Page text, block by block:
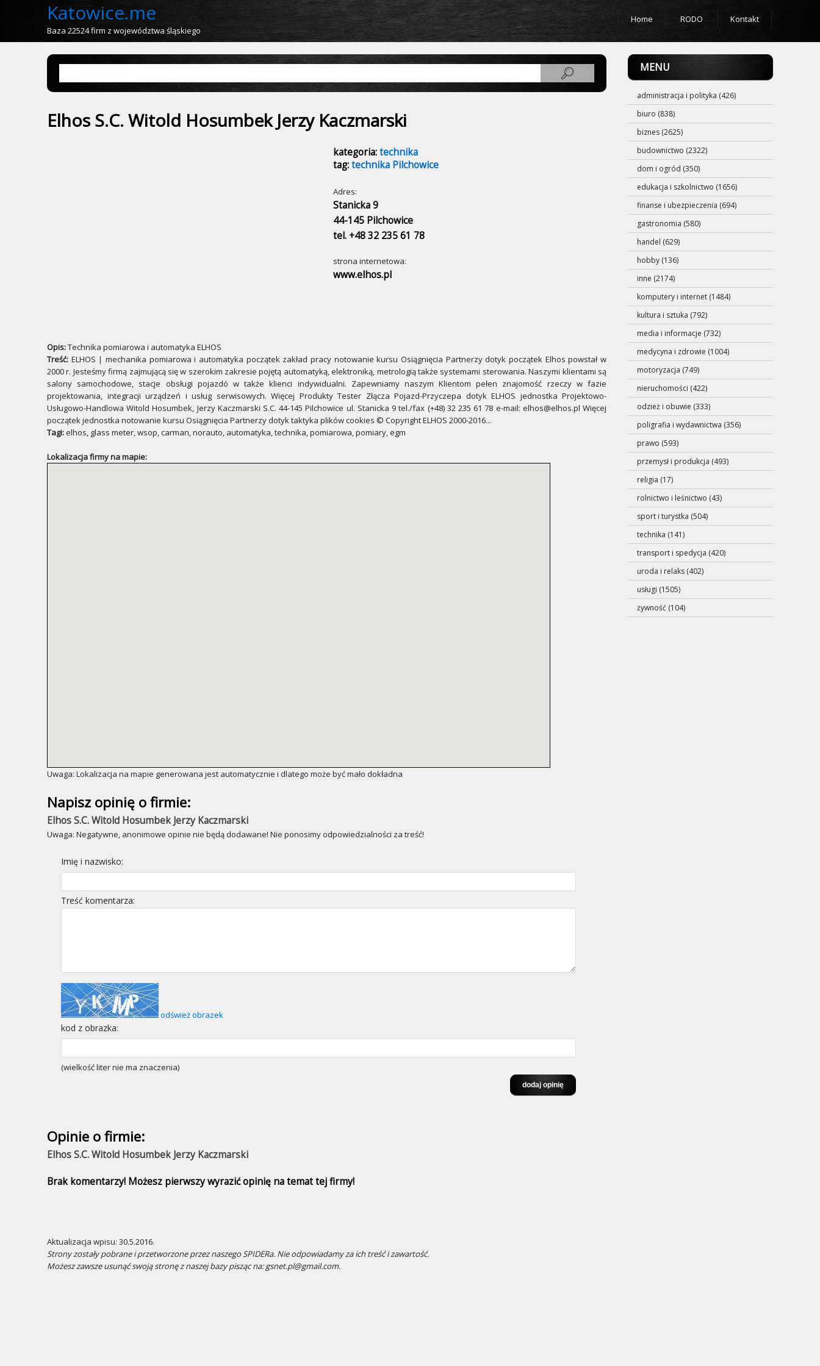
Katowice.me
Baza 22524 firm z województwa śląskiego
Home RODO Kontakt
Elhos S.C. Witold Hosumbek Jerzy Kaczmarski
kategoria:technika
tag:technika Pilchowice
Adres:
Stanicka 9
44-145 Pilchowice
tel. +48 32 235 61 78
strona internetowa:
www.elhos.pl
Opis:Technika pomiarowa i automatyka ELHOS
Treść: ELHOS | mechanika pomiarowa i automatyka początek zakład pracy notowanie kursu Osiągnięcia Partnerzy dotyk początek Elhos powstał w
2000 r. Jesteśmy firmą zajmującą się w szerokim zakresie pojętą automatyką, elektroniką, metrologią także systemami sterowania. Naszymi klientami są
salony samochodowe, stacje obsługi pojazdó w także klienci indywidualni. Zapewniamy naszym Klientom pełen znajomość rzeczy w fazie
projektowania, integracji urządzeń i usług serwisowych. Więcej Produkty Tester Złącza Pojazd-Przyczepa dotyk ELHOS jednostka Projektowo-
Usługowo-Handlowa Witold Hosumbek, Jerzy Kaczmarski S.C. 44-145 Pilchowice ul. Stanicka 9 tel./fax (+48) 32 235 61 78 e-mail: elhos@elhos.pl Więcej
początek jednostka notowanie kursu Osiągnięcia Partnerzy dotyk taktyka plików cookies © Copyright ELHOS 2000-2016...
Tagi:elhos, glass meter, wsop, carman, norauto, automatyka, technika, pomiarowa, pomiary, egm
Lokalizacja firmy na mapie:
Uwaga: Lokalizacja na mapie generowana jest automatycznie i dlatego może być mało dokładna
Napisz opinię o firmie:
Elhos S.C. Witold Hosumbek Jerzy Kaczmarski
Uwaga: Negatywne, anonimowe opinie nie będą dodawane! Nie ponosimy odpowiedzialności za treść!
Imię i nazwisko:
Treść komentarza:
odśwież obrazek
kod z obrazka:
(wielkość liter nie ma znaczenia)
Opinie o firmie:
Elhos S.C. Witold Hosumbek Jerzy Kaczmarski
Brak komentarzy! Możesz pierwszy wyrazić opinię na temat tej firmy!
Aktualizacja wpisu: 30.5.2016.
Strony zostały pobrane i przetworzone przez naszego SPIDERa. Nie odpowiadamy za ich treść i zawartość.
Możesz zawsze usunąć swoją stronę z naszej bazy pisząc na: gsnet.pl@gmail.com.
MENU
administracja i polityka (426)
biuro (838)
biznes (2625)
budownictwo (2322)
dom i ogród (350)
edukacja i szkolnictwo (1656)
finanse i ubezpieczenia (694)
gastronomia (580)
handel (629)
hobby (136)
inne (2174)
komputery i internet (1484)
kultura i sztuka (792)
media i informacje (732)
medycyna i zdrowie (1004)
motoryzacja (749)
nieruchomości (422)
odzież i obuwie (333)
poligrafia i wydawnictwa (356)
prawo (593)
przemysł i produkcja (493)
religia (17)
rolnictwo i leśnictwo (43)
sport i turystka (504)
technika (141)
transport i spedycja (420)
uroda i relaks (402)
usługi (1505)
żywność (104)